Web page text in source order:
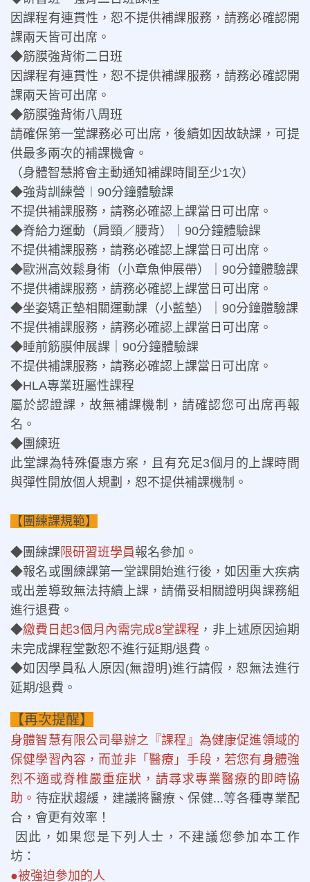
因課程有連貫性，恕不提供補課服務，請務必確認開
課兩天皆可出席。
◆筋膜強背術二日班
因課程有連貫性，恕不提供補課服務，請務必確認開
課兩天皆可出席。
◆筋膜強背術八周班
請確保第一堂課務必可出席，後續如因故缺課，可提
供最多兩次的補課機會。
（身體智慧將會主動通知補課時間至少1次）
◆強背訓練營︱90分鐘體驗課
不提供補課服務，請務必確認上課當日可出席。
◆脊給力運動（肩頸／腰背）｜90分鐘體驗課
不提供補課服務，請務必確認上課當日可出席。
◆歐洲高效鬆身術（小章魚伸展帶）｜90分鐘體驗課
不提供補課服務，請務必確認上課當日可出席。
◆坐姿矯正墊相關運動課（小藍墊）｜90分鐘體驗課
不提供補課服務，請務必確認上課當日可出席。
◆睡前筋膜伸展課｜90分鐘體驗課
不提供補課服務，請務必確認上課當日可出席。
◆HLA專業班屬性課程
屬於認證課，故無補課機制，請確認您可出席再報
名。
◆團練班
此堂課為特殊優惠方案，且有充足3個月的上課時間
與彈性開放個人規劃，恕不提供補課機制。
【團練課規範】
◆團練課限研習班學員報名參加。
◆報名或團練課第一堂課開始進行後，如因重大疾病
或出差導致無法持續上課，請備妥相關證明與課務組
進行退費。
◆繳費日起3個月內需完成8堂課程 ， 非上述原因逾期
未完成課程堂數恕不進行延期/退費。
◆如因學員私人原因(無證明)進行請假，恕無法進行
延期/退費。
【再次提醒】
身體智慧有限公司舉辦之『課程』為健康促進領域的
保健學習內容，而並非「醫療」手段，若您有身體強
烈不適或脊椎嚴重症狀，請尋求專業醫療的即時協
助。 待症狀趨緩，建議將醫療、保健...等各種專業配
合，會更有效率！
因此，如果您是下列人士，不建議您參加本工作
坊：
●被強迫參加的人